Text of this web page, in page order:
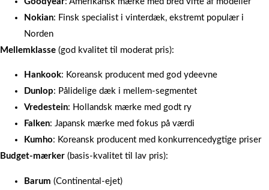
Nokian: Finsk specialist i vinterdæk, ekstremt populær i
Norden
Mellemklasse (god kvalitet til moderat pris):
Hankook: Koreansk producent med god ydeevne
Dunlop: Pålidelige dæk i mellem-segmentet
Vredestein: Hollandsk mærke med godt ry
Falken: Japansk mærke med fokus på værdi
Kumho: Koreansk producent med konkurrencedygtige priser
Budget-mærker (basis-kvalitet til lav pris):
Barum (Continental-ejet)